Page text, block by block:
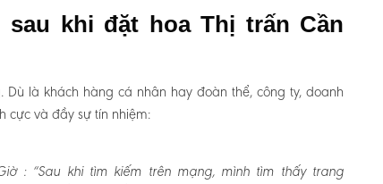
sau khi đặt hoa Thị trấn Cần
là khách hàng cá nhân hay đoàn thể, công ty, doanh
cực và đầy sự tín nhiệm:
:“Sau khi tìm kiếm trên mạng, mình tìm thấy trang